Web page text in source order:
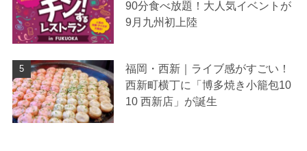
90分食べ放題！大人気イベントが
9月九州初上陸
福岡・西新｜ライブ感がすごい！
西新町横丁に「博多焼き小籠包10
10 西新店」が誕生